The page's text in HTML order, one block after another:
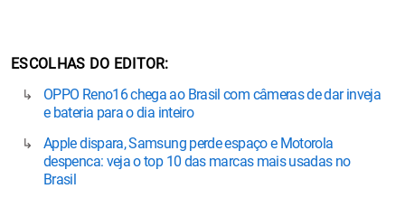
ESCOLHAS DO EDITOR
OPPO Reno16 chega ao Brasil com câmeras de dar inveja
e bateria para o dia inteiro
Apple dispara, Samsung perde espaço e Motorola
despenca: veja o top 10 das marcas mais usadas no
Brasil